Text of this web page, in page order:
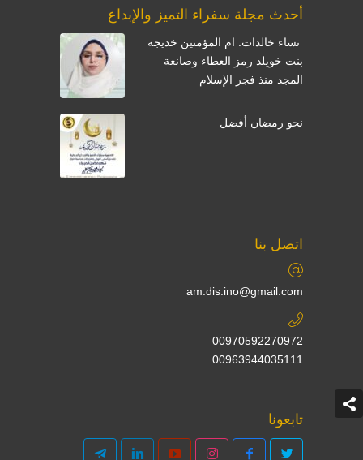
أحدث مجلة سفراء التميز والإبداع
نساء خالدات: ام المؤمنين خديجه
بنت خويلد رمز العطاء وصانعة
المجد منذ فجر الإسلام
نحو رمضان أفضل
اتصل بنا
am.dis.ino@gmail.com
00970592270972
00963944035111
تابعونا